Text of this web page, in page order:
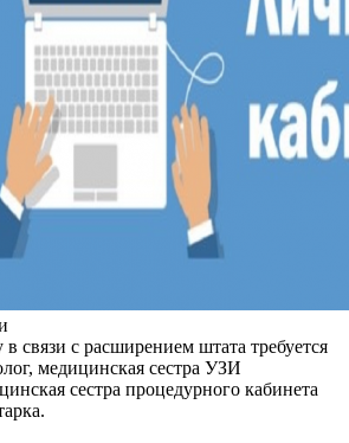
связи с расширением штата требуется
медицинская сестра УЗИ
сестра процедурного кабинета